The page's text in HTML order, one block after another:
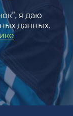
я даю
данных.